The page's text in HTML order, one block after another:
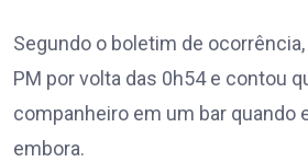
Segundo o boletim de
PM por volta das 0h54 e contou
companheiro em um bar quando
embora.